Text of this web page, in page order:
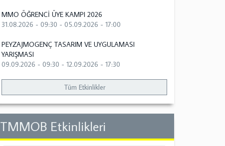
MMO ÖĞRENCİ ÜYE KAMPI 2026
31.08.2026 - 09:30 -05.09.2026 - 17:00
PEYZAJMOGENÇ TASARIM VE UYGULAMASI
YARIŞMASI
09.09.2026 - 09:30 -12.09.2026 - 17:30
Tüm Etkinlikler
TMMOB Etkinlikleri